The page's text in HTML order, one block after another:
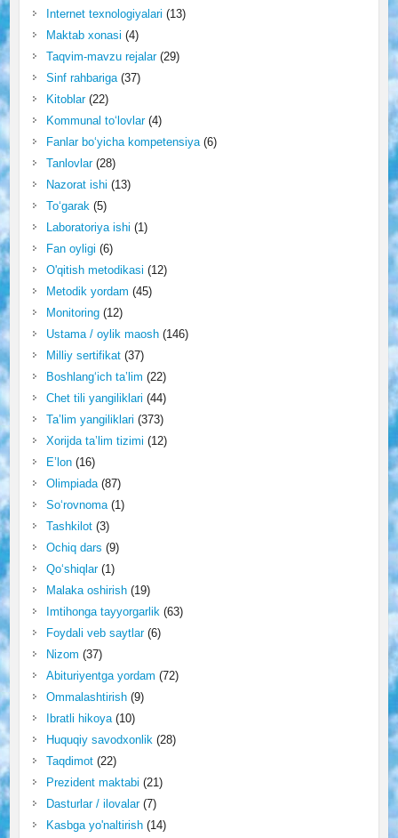
Internet texnologiyalari (13)
Maktab xonasi (4)
Taqvim-mavzu rejalar(29)
Sinf rahbariga(37)
Kitoblar(22)
Kommunal to‘lovlar(4)
Fanlar bo‘yicha kompetensiya(6)
Tanlovlar(28)
Nazorat ishi (13)
To‘garak (5)
Laboratoriya ishi (1)
Fan oyligi (6)
O'qitish metodikasi (12)
Metodik yordam (45)
Monitoring(12)
Ustama / oylik maosh(146)
Milliy sertifikat(37)
Boshlang‘ich ta’lim (22)
Chet tili yangiliklari (44)
Ta’lim yangiliklari (373)
Xorijda ta’lim tizimi (12)
E’lon(16)
Olimpiada(87)
So‘rovnoma(1)
Tashkilot(3)
Ochiq dars (9)
Qo‘shiqlar(1)
Malaka oshirish(19)
Imtihonga tayyorgarlik (63)
Foydali veb saytlar(6)
Nizom (37)
Abituriyentga yordam (72)
Ommalashtirish(9)
Ibratli hikoya(10)
Huquqiy savodxonlik (28)
Taqdimot(22)
Prezident maktabi (21)
Dasturlar / ilovalar(7)
Kasbga yo'naltirish(14)